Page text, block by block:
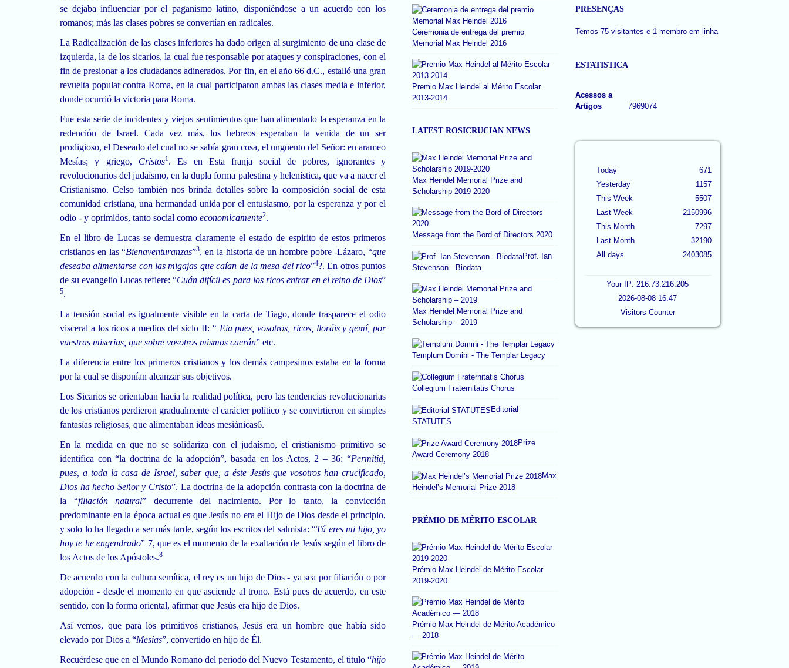
se dejaba influenciar por el paganismo latino, disponiéndose a un acuerdo con los
romanos; más las clases pobres se convertían en radicales.
La Radicalización de las clases inferiores ha dado origen al surgimiento de una clase de
izquierda, la de los sicarios, la cual fue responsable por ataques y conspiraciones, con el
fin de presionar a los ciudadanos adinerados. Por fin, en el año 66 d.C., estalló una gran
revuelta popular contra Roma, en la cual participaron ambas las clases media e inferior,
donde ocurrió la victoria para Roma.
Fue esta serie de incidentes y viejos sentimientos que han alimentado la esperanza en la
redención de Israel. Cada vez más, los hebreos esperaban la venida de un ser
prodigioso, el Deseado del cual no se sabía gran cosa, el ungüento del Señor: en arameo
Mesías; y griego, Cristos1. Es en Esta franja social de pobres, ignorantes y
revolucionarios del judaísmo, en la dupla forma palestina y helenística, que va a nacer el
Cristianismo. Celso también nos brinda detalles sobre la composición social de esta
comunidad cristiana, una hermandad unida por el entusiasmo, por la esperanza y por el
odio - y oprimidos, tanto social como economicamente2.
En el libro de Lucas se demuestra claramente el estado de espirito de estos primeros
cristianos en las “Bienaventuranzas”3, en la historia de un hombre pobre -Lázaro, “que
deseaba alimentarse con las migajas que caían de la mesa del rico”4?. En otros puntos
de su evangelio Lucas refiere: “Cuán difícil es para los ricos entrar en el reino de Dios”
5.
La tensión social es igualmente visible en la carta de Tiago, donde trasparece el odio
visceral a los ricos a medios del siclo II: “ Eia pues, vosotros, ricos, lloráis y gemí, por
vuestras miserias, que sobre vosotros mismos caerán” etc.
La diferencia entre los primeros cristianos y los demás campesinos estaba en la forma
por la cual se disponían alcanzar sus objetivos.
Los Sicarios se orientaban hacia la realidad política, pero las tendencias revolucionarias
de los cristianos perdieron gradualmente el carácter político y se convirtieron en simples
fantasías religiosas, que alimentaban ideas mesiánicas6.
En la medida en que no se solidariza con el judaísmo, el cristianismo primitivo se
identifica con “la doctrina de la adopción”, basada en los Actos, 2 – 36: “Permitid,
pues, a toda la casa de Israel, saber que, a éste Jesús que vosotros han crucificado,
Dios ha hecho Señor y Cristo”. La doctrina de la adopción contrasta con la doctrina de
la “filiación natural” decurrente del nacimiento. Por lo tanto, la convicción
predominante en la época actual es que Jesús no era el Hijo de Dios desde el principio,
y solo lo ha llegado a ser más tarde, según los escritos del salmista: “Tú eres mi hijo, yo
hoy te he engendrado” 7, que es el momento de la exaltación de Jesús según el libro de
los Actos de los Apóstoles.8
De acuerdo con la cultura semítica, el rey es un hijo de Dios - ya sea por filiación o por
adopción - desde el momento en que asciende al trono. Está pues de acuerdo, en este
sentido, con la forma oriental, afirmar que Jesús era hijo de Dios.
Así vemos, que para los primitivos cristianos, Jesús era un hombre que había sido
elevado por Dios a “Mesías”, convertido en hijo de Él.
Recuérdese que en el Mundo Romano del periodo del Nuevo Testamento, el titulo “hijo
Ceremonia de entrega del premio
Memorial Max Heindel 2016
Premio Max Heindel al Mérito Escolar
2013-2014
LATEST ROSICRUCIAN NEWS
Max Heindel Memorial Prize and
Scholarship 2019-2020
Message from the Bord of Directors 2020
Prof. Ian
Stevenson - Biodata
Max Heindel Memorial Prize and
Scholarship – 2019
Templum Domini - The Templar Legacy
Collegium Fraternitatis Chorus
Editorial
STATUTES
Prize
Award Ceremony 2018
Max
Heindel’s Memorial Prize 2018
PRÉMIO DE MÉRITO ESCOLAR
Prémio Max Heindel de Mérito Escolar
2019-2020
Prémio Max Heindel de Mérito Académico
— 2018
PRESENÇAS
Temos 75 visitantes e 1 membro em linha
ESTATISTICA
Acessos a
Artigos
7969074
Today
Yesterday
This Week
Last Week
This Month
Last Month
All days
671
1157
5507
2150996
7297
32190
2403085
Your IP: 216.73.216.205
2026-08-08 16:47
Visitors Counter